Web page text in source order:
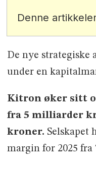
Denne
De nye strategiske
under en
Kitron øker sitt
fra 5 milliarder
kroner. Selskapet
margin for 2025 fra